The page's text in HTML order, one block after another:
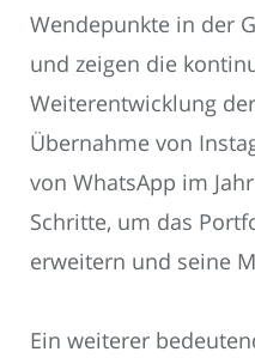
Wendepunkte in der
und zeigen die
Weiterentwicklung
Übernahme von
von WhatsApp im
Schritte, um das
erweitern und seine
Ein weiterer